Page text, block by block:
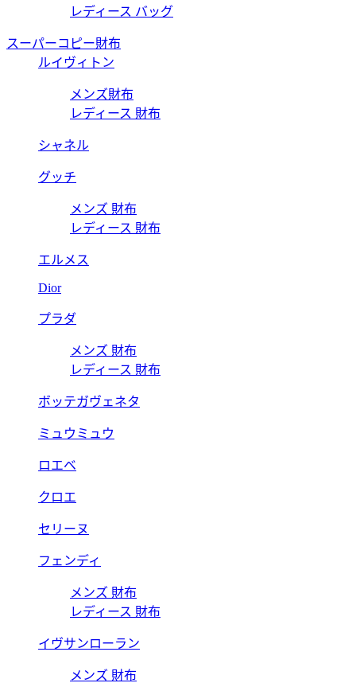
レディース バッグ
スーパーコピー財布
ルイヴィトン
メンズ財布
レディース 財布
シャネル
グッチ
メンズ 財布
レディース 財布
エルメス
Dior
プラダ
メンズ 財布
レディース 財布
ボッテガヴェネタ
ミュウミュウ
ロエベ
クロエ
セリーヌ
フェンディ
メンズ 財布
レディース 財布
イヴサンローラン
メンズ 財布